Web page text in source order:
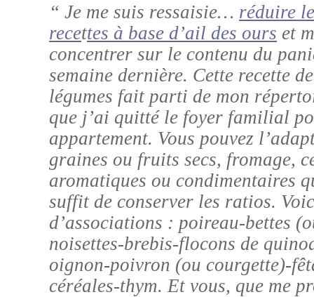
“ Je me suis ressaisie… réduire
recettes à base d’ail des ours et
concentrer sur le contenu du
semaine dernière. Cette recette
légumes fait parti de mon
que j’ai quitté le foyer familial
appartement. Vous pouvez
graines ou fruits secs, fromage,
aromatiques ou condimentaires
suffit de conserver les ratios.
d’associations : poireau-bettes
noisettes-brebis-flocons de
oignon-poivron (ou courgette)-
céréales-thym. Et vous, que me